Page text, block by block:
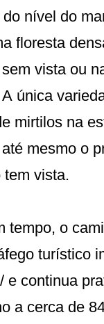
nível do
floresta
vista ou
única
mirtilos na
mesmo o
vista.
tempo, o
turístico
e continua
a cerca de